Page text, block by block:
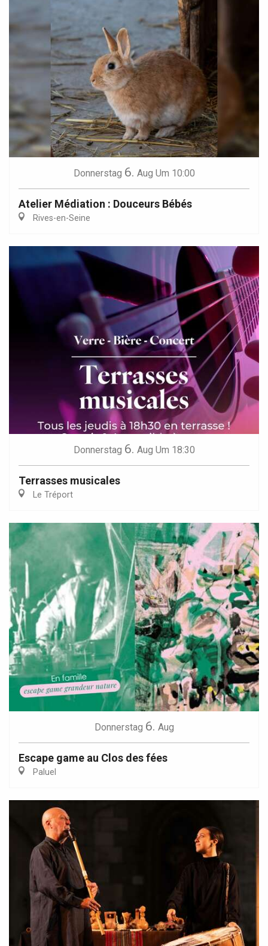
Donnerstag 6. Aug Um 10:00
Atelier Médiation : Douceurs Bébés
Rives-en-Seine
Donnerstag 6. Aug Um 18:30
Terrasses musicales
Le Tréport
Donnerstag 6. Aug
Escape game au Clos des fées
Paluel